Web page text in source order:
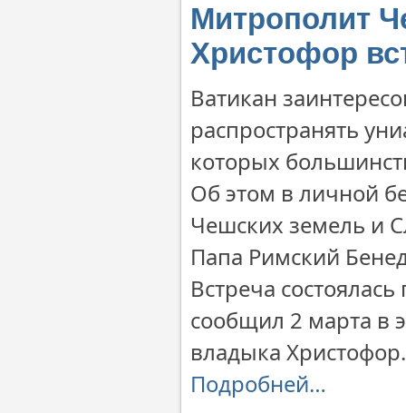
Митрополит
Христофор
Ватикан
распространять
которых
Об этом в личной
Чешских земель и
Папа Римский
Встреча
сообщил 2 марта в
владыка Христофор.
Подробней…